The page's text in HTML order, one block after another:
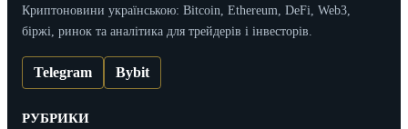
Криптоновини українською: Bitcoin, Ethereum, DeFi, Web3,
біржі, ринок та аналітика для трейдерів і інвесторів.
Telegram Bybit
РУБРИКИ